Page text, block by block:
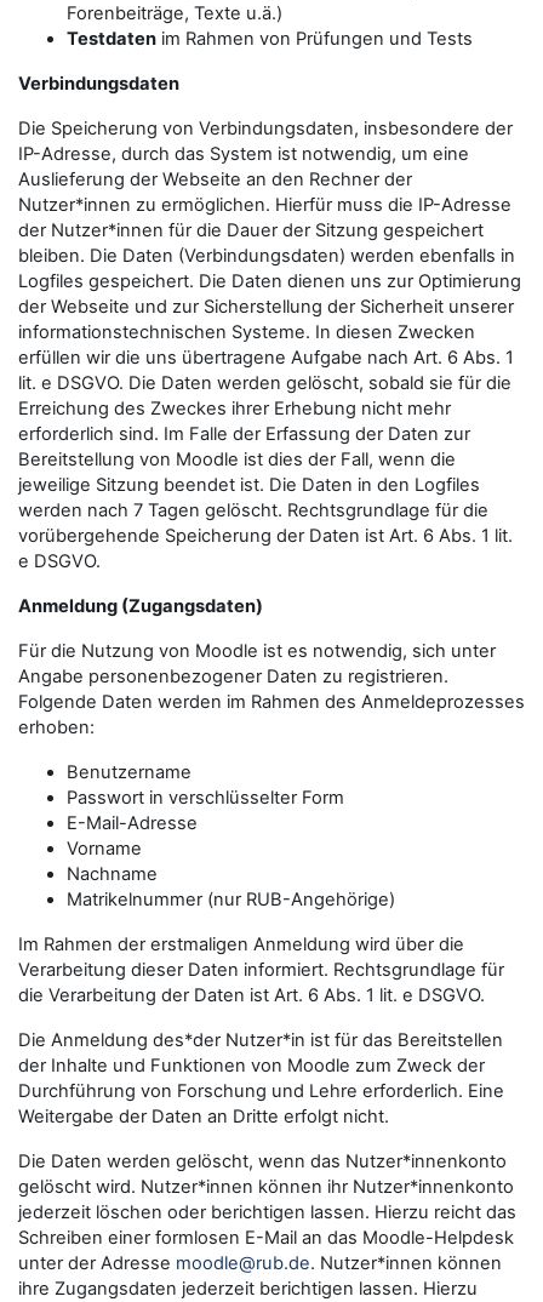
Forenbeiträge, Texte u.ä.)
Testdaten im Rahmen von Prüfungen und Tests
Verbindungsdaten
Die Speicherung von Verbindungsdaten, insbesondere der
IP-Adresse, durch das System ist notwendig, um eine
Auslieferung der Webseite an den Rechner der
Nutzer*innen zu ermöglichen. Hierfür muss die IP-Adresse
der Nutzer*innen für die Dauer der Sitzung gespeichert
bleiben. Die Daten (Verbindungsdaten) werden ebenfalls in
Logfiles gespeichert. Die Daten dienen uns zur Optimierung
der Webseite und zur Sicherstellung der Sicherheit unserer
informationstechnischen Systeme. In diesen Zwecken
erfüllen wir die uns übertragene Aufgabe nach Art. 6 Abs. 1
lit. e DSGVO. Die Daten werden gelöscht, sobald sie für die
Erreichung des Zweckes ihrer Erhebung nicht mehr
erforderlich sind. Im Falle der Erfassung der Daten zur
Bereitstellung von Moodle ist dies der Fall, wenn die
jeweilige Sitzung beendet ist. Die Daten in den Logfiles
werden nach 7 Tagen gelöscht. Rechtsgrundlage für die
vorübergehende Speicherung der Daten ist Art. 6 Abs. 1 lit.
e DSGVO.
Anmeldung (Zugangsdaten)
Für die Nutzung von Moodle ist es notwendig, sich unter
Angabe personenbezogener Daten zu registrieren.
Folgende Daten werden im Rahmen des Anmeldeprozesses
erhoben:
Benutzername
Passwort in verschlüsselter Form
E-Mail-Adresse
Vorname
Nachname
Matrikelnummer (nur RUB-Angehörige)
Im Rahmen der erstmaligen Anmeldung wird über die
Verarbeitung dieser Daten informiert. Rechtsgrundlage für
die Verarbeitung der Daten ist Art. 6 Abs. 1 lit. e DSGVO.
Die Anmeldung des*der Nutzer*in ist für das Bereitstellen
der Inhalte und Funktionen von Moodle zum Zweck der
Durchführung von Forschung und Lehre erforderlich. Eine
Weitergabe der Daten an Dritte erfolgt nicht.
Die Daten werden gelöscht, wenn das Nutzer*innenkonto
gelöscht wird. Nutzer*innen können ihr Nutzer*innenkonto
jederzeit löschen oder berichtigen lassen. Hierzu reicht das
Schreiben einer formlosen E-Mail an das Moodle-Helpdesk
unter der Adresse moodle@rub.de. Nutzer*innen können
ihre Zugangsdaten jederzeit berichtigen lassen. Hierzu